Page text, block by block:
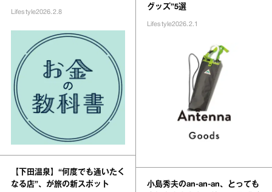
Lifestyle2026.2.8
【下田温泉】“何度でも通いたく
なる店”、が旅の新スポット
グッズ”5選
Lifestyle2026.2.1
小島秀夫のan‐an‐an、とっても